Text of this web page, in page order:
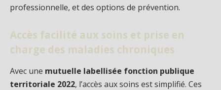
professionnelle, et des options de prévention.
Accès facilité aux soins et prise en
charge des maladies chroniques
Avec une mutuelle labellisée fonction publique
territoriale 2022, l’accès aux soins est simplifié. Ces